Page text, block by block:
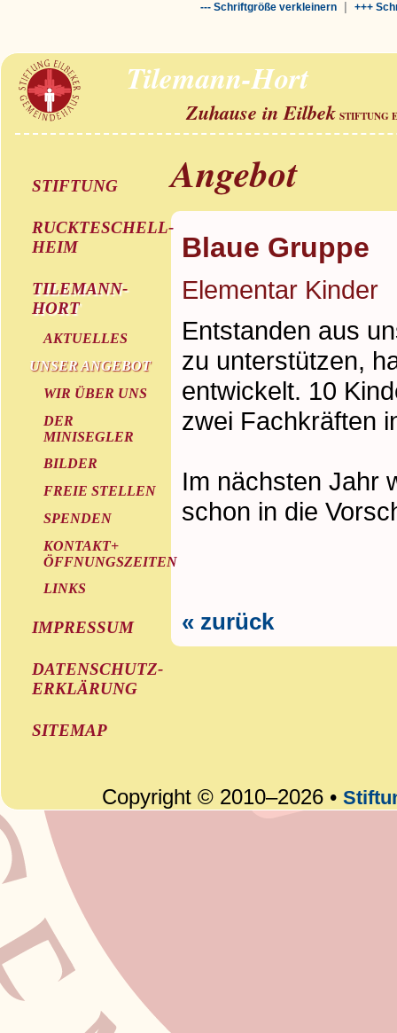
--- Schriftgröße verkleinern| +++
Tilemann-Hort
Zuhause in Eilbek STIFTUNG
STIFTUNG
RUCKTESCHELL-
HEIM
TILEMANN-
HORT
AKTUELLES
UNSER ANGEBOT
WIR ÜBER UNS
DER
MINISEGLER
BILDER
FREIE STELLEN
SPENDEN
KONTAKT+
ÖFFNUNGSZEITEN
LINKS
IMPRESSUM
DATENSCHUTZ-
ERKLÄRUNG
SITEMAP
Angebot
Blaue Gruppe
Elementar Kinder
Entstanden aus
zu unterstützen,
entwickelt. 10
zwei Fachkräften
Im nächsten Jahr
schon in die
« zurück
Copyright © 2010–2026 •